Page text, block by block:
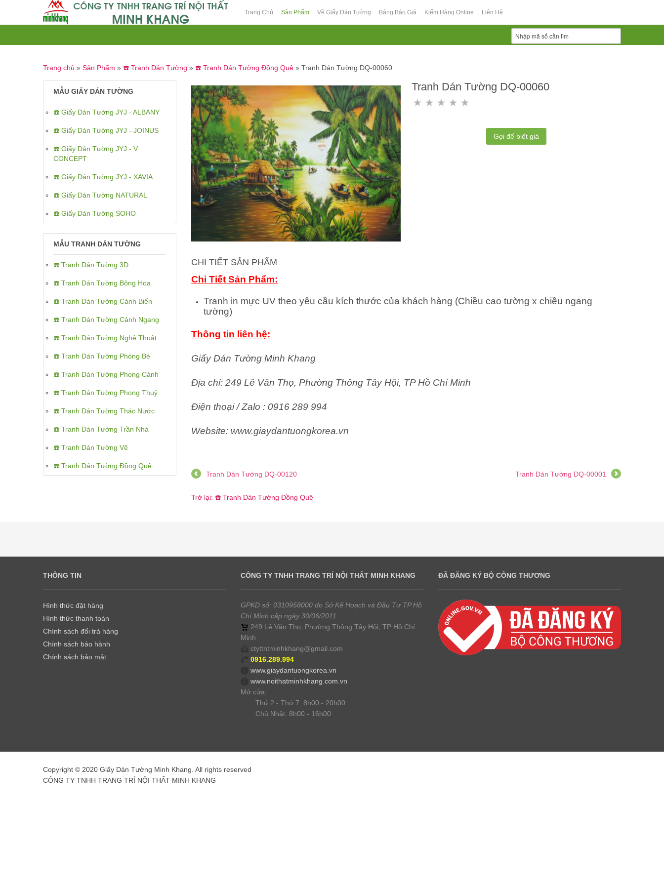
Trang Chủ Sản Phẩm Về Giấy Dán Tường Bảng Báo Giá Kiểm Hàng Online Liên Hệ
Trang chủ » Sản Phẩm » ☎️ Tranh Dán Tường » ☎️ Tranh Dán Tường Đồng Quê » Tranh Dán Tường DQ-00060
MẪU GIẤY DÁN TƯỜNG
☎️ Giấy Dán Tường JYJ - ALBANY
☎️ Giấy Dán Tường JYJ - JOINUS
☎️ Giấy Dán Tường JYJ - V
CONCEPT
☎️ Giấy Dán Tường JYJ - XAVIA
☎️ Giấy Dán Tường NATURAL
☎️ Giấy Dán Tường SOHO
MẪU TRANH DÁN TƯỜNG
☎️ Tranh Dán Tường 3D
☎️ Tranh Dán Tường Bông Hoa
☎️ Tranh Dán Tường Cảnh Biển
☎️ Tranh Dán Tường Cảnh Ngang
☎️ Tranh Dán Tường Nghệ Thuật
☎️ Tranh Dán Tường Phòng Bé
☎️ Tranh Dán Tường Phong Cảnh
☎️ Tranh Dán Tường Phong Thuỷ
☎️ Tranh Dán Tường Thác Nước
☎️ Tranh Dán Tường Trần Nhà
☎️ Tranh Dán Tường Vẽ
☎️ Tranh Dán Tường Đồng Quê
Tranh Dán Tường DQ-00060
Gọi để biết giá
CHI TIẾT SẢN PHẨM
Chi Tiết Sản Phẩm:
Tranh in mực UV theo yêu cầu kích thước của khách hàng (Chiều cao tường x chiều ngang
tường)
Thông tin liên hệ:
Giấy Dán Tường Minh Khang
Địa chỉ: 249 Lê Văn Thọ, Phường Thông Tây Hội, TP Hồ Chí Minh
Điện thoại / Zalo : 0916 289 994
Website: www.giaydantuongkorea.vn
Tranh Dán Tường DQ-00001
Tranh Dán Tường DQ-00120
Trở lại: ☎️ Tranh Dán Tường Đồng Quê
THÔNG TIN
Hình thức đặt hàng
Hình thức thanh toán
Chính sách đổi trả hàng
Chính sách bảo hành
Chính sách bảo mật
CÔNG TY TNHH TRANG TRÍ NỘI THẤT MINH KHANG
GPKD số: 0310958000 do Sở Kế Hoạch và Đầu Tư TP Hồ
Chí Minh cấp ngày 30/06/2011
249 Lê Văn Thọ, Phường Thông Tây Hội, TP Hồ Chí
Minh
ctyttntminhkhang@gmail.com
0916.289.994
www.giaydantuongkorea.vn
www.noithatminhkhang.com.vn
Mở cửa:
Thứ 2 - Thứ 7: 8h00 - 20h00
Chủ Nhật: 8h00 - 16h00
ĐÃ ĐĂNG KÝ BỘ CÔNG THƯƠNG
Copyright © 2020 Giấy Dán Tường Minh Khang. All rights reserved
CÔNG TY TNHH TRANG TRÍ NỘI THẤT MINH KHANG